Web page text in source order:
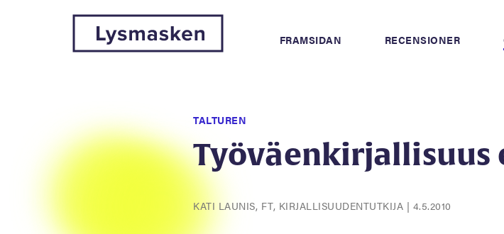
FRAMSIDAN RECENSIONER
TALTUREN
Työväenkirjallisuus
KATI LAUNIS, FT, KIRJALLISUUDENTUTKIJA | 4.5.2010